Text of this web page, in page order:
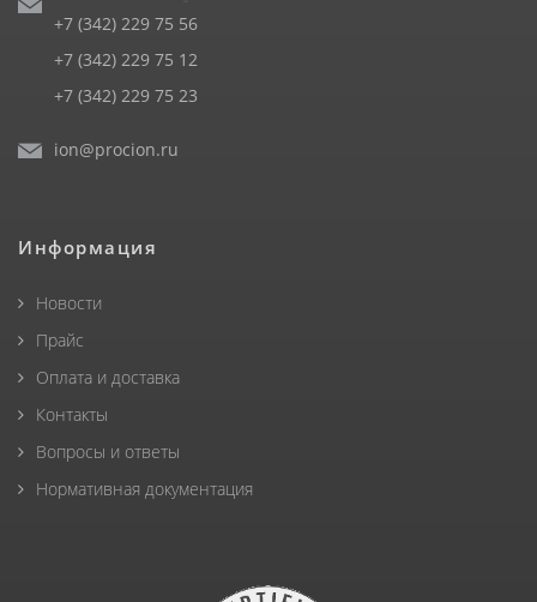
+7 (342) 229 75 56
+7 (342) 229 75 12
+7 (342) 229 75 23
ion@procion.ru
Информация
Новости
Прайс
Оплата и доставка
Контакты
Вопросы и ответы
Нормативная документация